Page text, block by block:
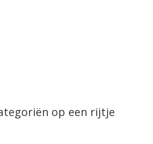
op een rijtje